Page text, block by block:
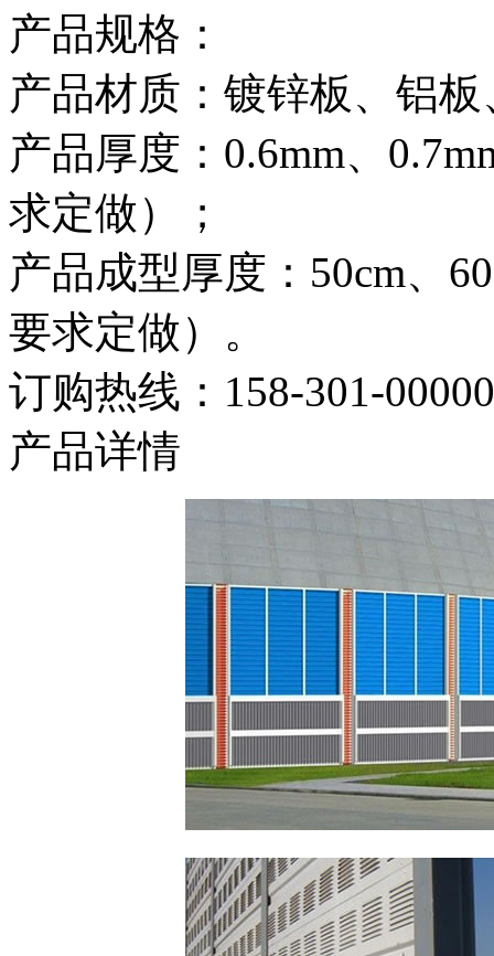
产品规格：
产品材质：镀锌板、铝
产品厚度：0.6mm、
求定做）；
产品成型厚度：50cm、
要求定做）。
订购热线： 158-301-00000
产品详情